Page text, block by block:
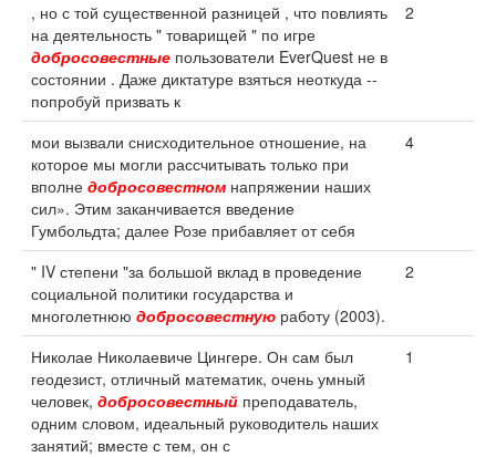
, но с той существенной разницей , что повлиять
на деятельность " товарищей " по игре
добросовестные пользователи EverQuest не в
состоянии . Даже диктатуре взяться неоткуда --
попробуй призвать к
2
мои вызвали снисходительное отношение, на
которое мы могли рассчитывать только при
вполне добросовестном напряжении наших
сил». Этим заканчивается введение
Гумбольдта; далее Розе прибавляет от себя
4
" IV степени "за большой вклад в проведение
социальной политики государства и
многолетнюю добросовестную работу (2003).
2
Николае Николаевиче Цингере. Он сам был
геодезист, отличный математик, очень умный
человек, добросовестный преподаватель,
одним словом, идеальный руководитель наших
занятий; вместе с тем, он с
1